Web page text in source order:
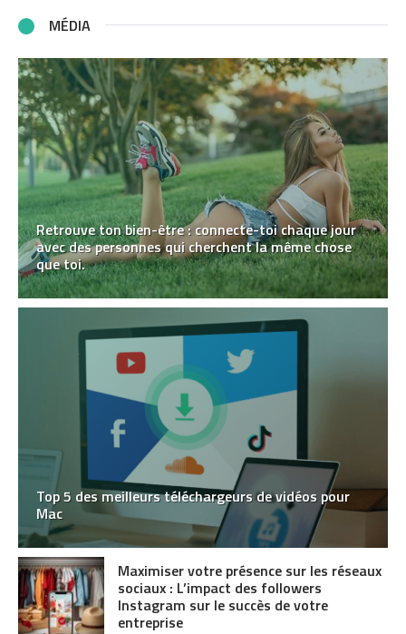
MÉDIA
Retrouve ton bien-être : connecte-toi chaque jour
avec des personnes qui cherchent la même chose
que toi.
Top 5 des meilleurs téléchargeurs de vidéos pour
Mac
Maximiser votre présence sur les réseaux
sociaux : L’impact des followers
Instagram sur le succès de votre
entreprise